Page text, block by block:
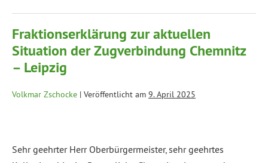
Fraktionserklärung zur aktuellen
Situation der Zugverbindung Chemnitz
– Leipzig
Volkmar Zschocke | Veröffentlicht am 9. April 2025
Sehr geehrter Herr Oberbürgermeister, sehr geehrtes